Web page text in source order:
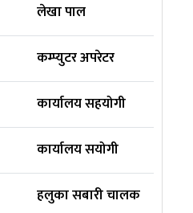
लेखा पाल
कम्प्युटर अपरेटर
कार्यालय सहयोगी
कार्यालय सयोगी
हलुका सबारी चालक